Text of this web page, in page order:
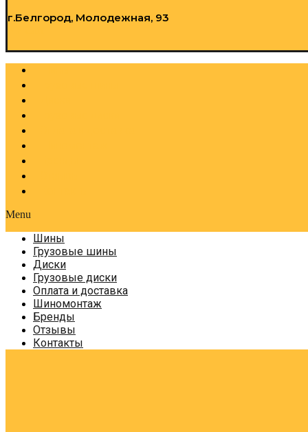
г.Белгород, Молодежная, 93
Menu
Шины
Грузовые шины
Диски
Грузовые диски
Оплата и доставка
Шиномонтаж
Бренды
Отзывы
Контакты